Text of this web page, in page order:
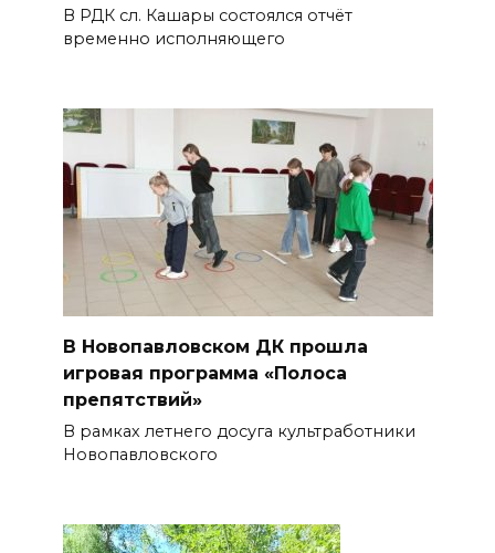
В РДК сл. Кашары состоялся отчёт
временно исполняющего
В Новопавловском ДК прошла
игровая программа «Полоса
препятствий»
В рамках летнего досуга культработники
Новопавловского